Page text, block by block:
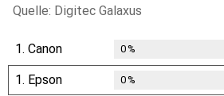
Quelle: Digitec Galaxus
1. Canon 0%
1. Epson 0%